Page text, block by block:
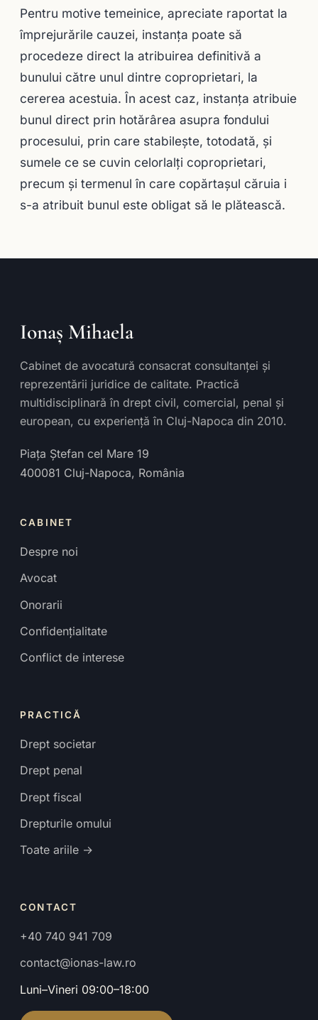
Pentru motive temeinice, apreciate raportat la
împrejurările cauzei, instanţa poate să
procedeze direct la atribuirea definitivă a
bunului către unul dintre coproprietari, la
cererea acestuia. În acest caz, instanţa atribuie
bunul direct prin hotărârea asupra fondului
procesului, prin care stabileşte, totodată, şi
sumele ce se cuvin celorlalţi coproprietari,
precum şi termenul în care copărtaşul căruia i
s-a atribuit bunul este obligat să le plătească.
Ionaș Mihaela
Cabinet de avocatură consacrat consultanței și
reprezentării juridice de calitate. Practică
multidisciplinară în drept civil, comercial, penal și
european, cu experiență în Cluj-Napoca din 2010.
Piața Ștefan cel Mare 19
400081 Cluj-Napoca, România
CABINET
Despre noi
Avocat
Onorarii
Confidențialitate
Conflict de interese
PRACTICĂ
Drept societar
Drept penal
Drept fiscal
Drepturile omului
Toate ariile →
CONTACT
+40 740 941 709
contact@ionas-law.ro
Luni–Vineri 09:00–18:00